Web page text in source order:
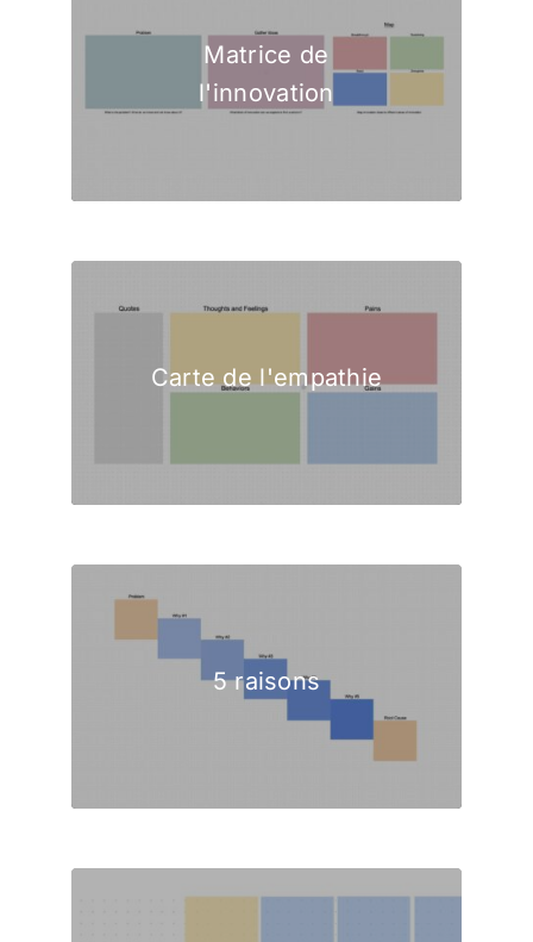
Matrice de
l'innovation
Carte de l'empathie
5 raisons